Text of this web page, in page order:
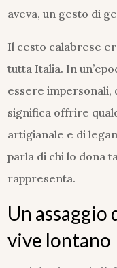
aveva, un gesto di
Il cesto calabrese
tutta Italia. In
essere
significa offrire
artigianale e di
parla di chi lo dona
rappresenta.
Un assaggio
vive lontano